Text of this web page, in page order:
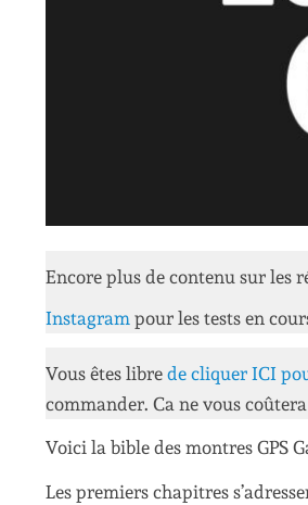
Encore plus de contenu sur les
Instagram pour les tests en
Vous êtes libre de cliquer ICI
commander. Ca ne vous
Voici la bible des montres GPS
Les premiers chapitres